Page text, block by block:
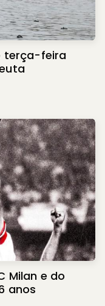
terça-feira
Milan e do
anos